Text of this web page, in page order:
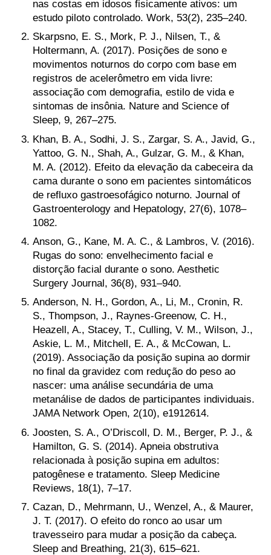
nas costas em idosos fisicamente ativos: um
estudo piloto controlado. Work, 53(2), 235–240.
Skarpsno, E. S., Mork, P. J., Nilsen, T., &
Holtermann, A. (2017). Posições de sono e
movimentos noturnos do corpo com base em
registros de acelerômetro em vida livre:
associação com demografia, estilo de vida e
sintomas de insônia. Nature and Science of
Sleep, 9, 267–275.
Khan, B. A., Sodhi, J. S., Zargar, S. A., Javid, G.,
Yattoo, G. N., Shah, A., Gulzar, G. M., & Khan,
M. A. (2012). Efeito da elevação da cabeceira da
cama durante o sono em pacientes sintomáticos
de refluxo gastroesofágico noturno. Journal of
Gastroenterology and Hepatology, 27(6), 1078–
1082.
Anson, G., Kane, M. A. C., & Lambros, V. (2016).
Rugas do sono: envelhecimento facial e
distorção facial durante o sono. Aesthetic
Surgery Journal, 36(8), 931–940.
Anderson, N. H., Gordon, A., Li, M., Cronin, R.
S., Thompson, J., Raynes-Greenow, C. H.,
Heazell, A., Stacey, T., Culling, V. M., Wilson, J.,
Askie, L. M., Mitchell, E. A., & McCowan, L.
(2019). Associação da posição supina ao dormir
no final da gravidez com redução do peso ao
nascer: uma análise secundária de uma
metanálise de dados de participantes individuais.
JAMA Network Open, 2(10), e1912614.
Joosten, S. A., O’Driscoll, D. M., Berger, P. J., &
Hamilton, G. S. (2014). Apneia obstrutiva
relacionada à posição supina em adultos:
patogênese e tratamento. Sleep Medicine
Reviews, 18(1), 7–17.
Cazan, D., Mehrmann, U., Wenzel, A., & Maurer,
J. T. (2017). O efeito do ronco ao usar um
travesseiro para mudar a posição da cabeça.
Sleep and Breathing, 21(3), 615–621.